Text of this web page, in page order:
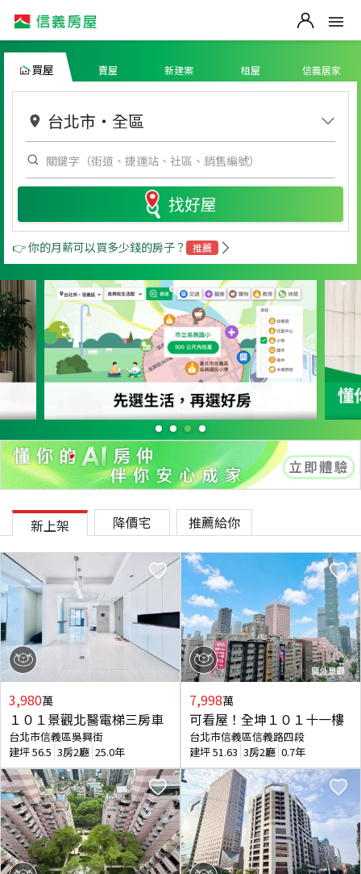
買屋 賣屋 新建案 租屋 信義居家
台北市 ・ 全區
找好屋
👉 你的月薪可以買多少錢的房子？ 推薦
新上架 降價宅 推薦給你
3,980萬
１０１景觀北醫電梯三房車
台北市信義區吳興街
建坪56.5 3房2廳 25.0年
7,998萬
可看屋！全坤１０１十一樓
台北市信義區信義路四段
建坪51.63 3房2廳 0.7年